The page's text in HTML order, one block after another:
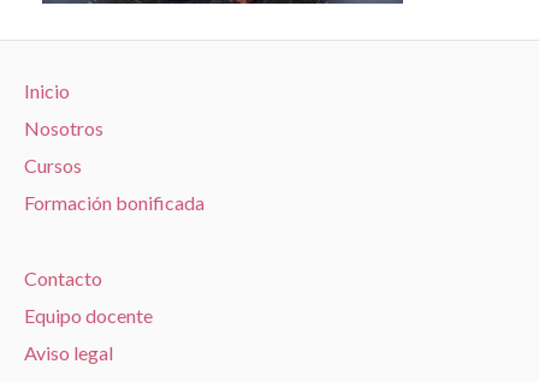
Inicio
Nosotros
Cursos
Formación bonificada
Contacto
Equipo docente
Aviso legal